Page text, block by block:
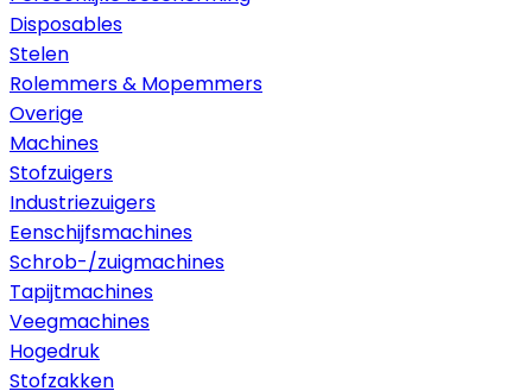
Disposables
Stelen
Rolemmers & Mopemmers
Overige
Machines
Stofzuigers
Industriezuigers
Eenschijfsmachines
Schrob-/zuigmachines
Tapijtmachines
Veegmachines
Hogedruk
Stofzakken